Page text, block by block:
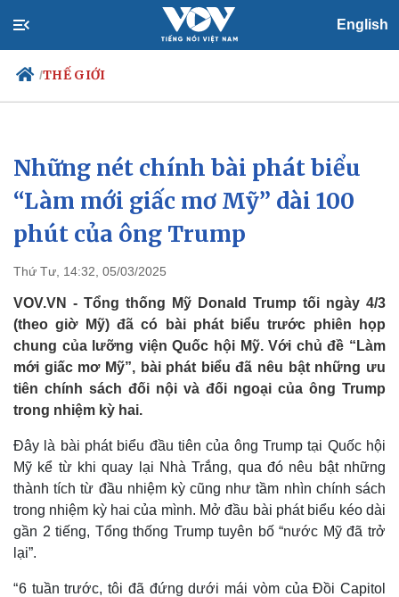
English
/THẾ GIỚI
Chính trị
Đảng
Tổ chức nhân sự
Quốc hội
Nhận diện sự thật
Xã hội
Tin 24h
Dự báo thời tiết
Giáo dục
Dấu ấn VOV
Những nét chính bài phát biểu
“Làm mới giấc mơ Mỹ” dài 100
phút của ông Trump
Thứ Tư, 14:32, 05/03/2025
VOV.VN - Tổng thống Mỹ Donald Trump tối ngày 4/3
(theo giờ Mỹ) đã có bài phát biểu trước phiên họp
chung của lưỡng viện Quốc hội Mỹ. Với chủ đề “Làm
mới giấc mơ Mỹ”, bài phát biểu đã nêu bật những ưu
tiên chính sách đối nội và đối ngoại của ông Trump
trong nhiệm kỳ hai.
Đây là bài phát biểu đầu tiên của ông Trump tại Quốc hội
Mỹ kể từ khi quay lại Nhà Trắng, qua đó nêu bật những
thành tích từ đầu nhiệm kỳ cũng như tầm nhìn chính sách
trong nhiệm kỳ hai của mình. Mở đầu bài phát biểu kéo dài
gần 2 tiếng, Tổng thống Trump tuyên bố “nước Mỹ đã trở
lại”.
“ 6 tuần trước, tôi đã đứng dưới mái vòm của Đồi Capitol